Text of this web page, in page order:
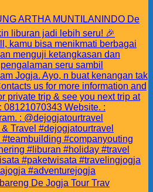
De Jogja Tour Trav